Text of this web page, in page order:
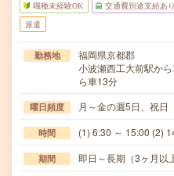
職種未経験OK 交通費別途支給あり
派遣
勤務地
福岡県京都郡
小波瀬西工大前駅か
ら車13分
曜日頻度 月～金の週5日、祝日
時間 (1) 6:30 ～ 15:00 (2)
期間 即日～長期（3ヶ月以